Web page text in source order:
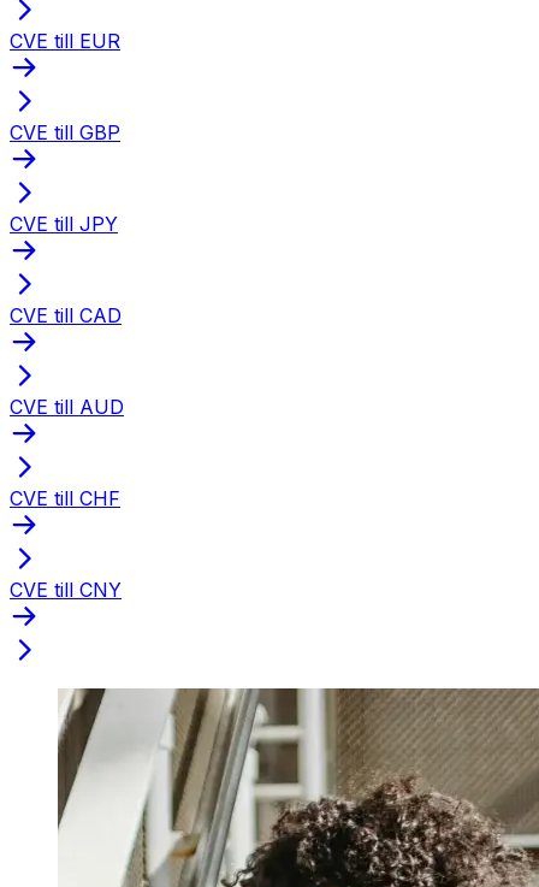
CVE till EUR
CVE till GBP
CVE till JPY
CVE till CAD
CVE till AUD
CVE till CHF
CVE till CNY